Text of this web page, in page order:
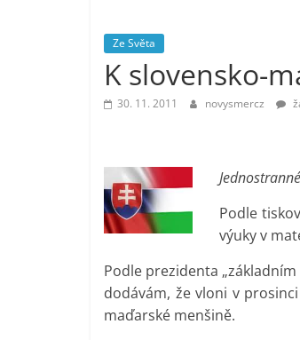
prospívá?
Ze Světa
K slovensko-
30. 11. 2011 novysmercz
Podle
výuky v
Podle prezidenta
dodávám, že vloni v
maďarské menšině.